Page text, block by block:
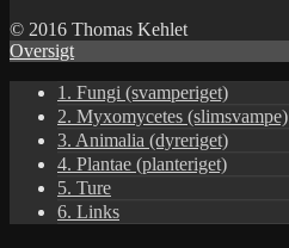
© 2016 Thomas Kehlet
Oversigt
1. Fungi (svamperiget)
2. Myxomycetes (slimsvampe)
3. Animalia (dyreriget)
4. Plantae (planteriget)
5. Ture
6. Links